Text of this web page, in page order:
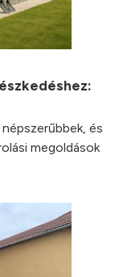
és
megoldások